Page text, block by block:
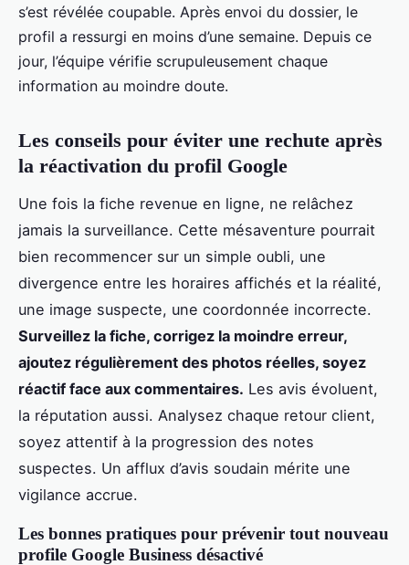
s’est révélée coupable. Après envoi du dossier, le
profil a ressurgi en moins d’une semaine. Depuis ce
jour, l’équipe vérifie scrupuleusement chaque
information au moindre doute.
Les conseils pour éviter une rechute après
la réactivation du profil Google
Une fois la fiche revenue en ligne, ne relâchez
jamais la surveillance. Cette mésaventure pourrait
bien recommencer sur un simple oubli, une
divergence entre les horaires affichés et la réalité,
une image suspecte, une coordonnée incorrecte.
Surveillez la fiche, corrigez la moindre erreur,
ajoutez régulièrement des photos réelles, soyez
réactif face aux commentaires. Les avis évoluent,
la réputation aussi. Analysez chaque retour client,
soyez attentif à la progression des notes
suspectes. Un afflux d’avis soudain mérite une
vigilance accrue.
Les bonnes pratiques pour prévenir tout nouveau
profile Google Business désactivé